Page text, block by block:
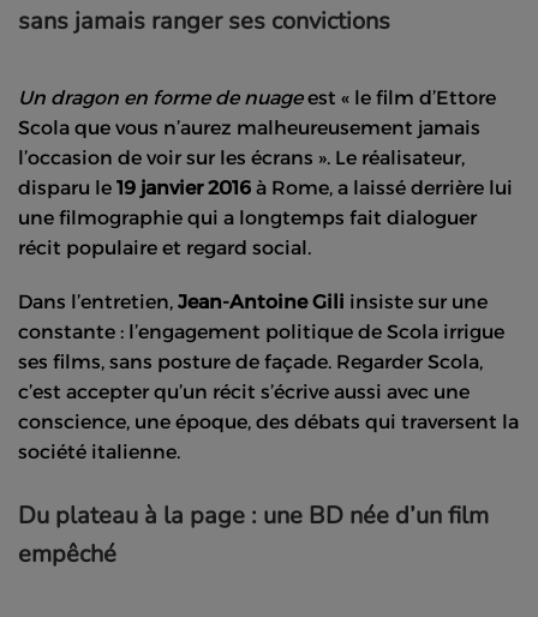
sans jamais ranger ses convictions
Un dragon en forme de nuageest « le film d’Ettore
Scola que vous n’aurez malheureusement jamais
l’occasion de voir sur les écrans ». Le réalisateur,
disparu le 19 janvier 2016 à Rome, a laissé derrière lui
une filmographie qui a longtemps fait dialoguer
récit populaire et regard social.
Dans l’entretien, Jean-Antoine Gili insiste sur une
constante : l’engagement politique de Scola irrigue
ses films, sans posture de façade. Regarder Scola,
c’est accepter qu’un récit s’écrive aussi avec une
conscience, une époque, des débats qui traversent la
société italienne.
Du plateau à la page : une BD née d’un film
empêché